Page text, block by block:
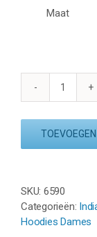
Maat
INDIAN
HALF
-
GRIJS
aantal
SKU: 6590
Categorieën:
Hoodies Dames